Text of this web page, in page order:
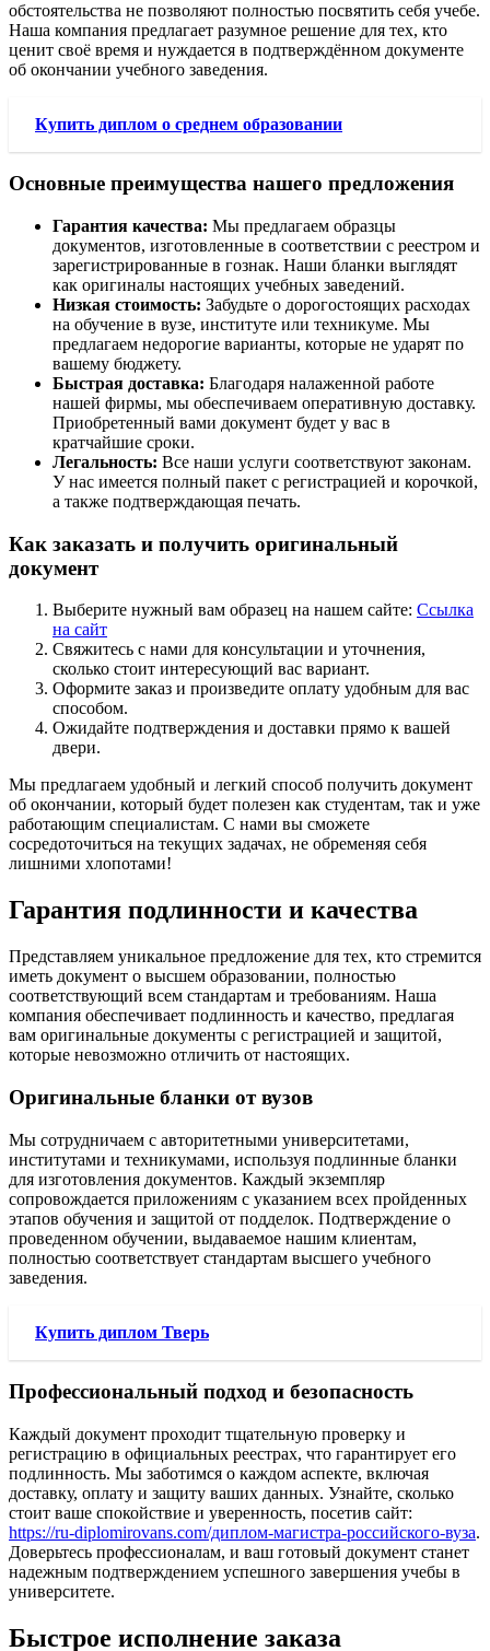
обстоятельства не позволяют полностью посвятить себя учебе.
Наша компания предлагает разумное решение для тех, кто
ценит своё время и нуждается в подтверждённом документе
об окончании учебного заведения.
Купить диплом о среднем образовании
Основные преимущества нашего предложения
Гарантия качества: Мы предлагаем образцы
документов, изготовленные в соответствии с реестром и
зарегистрированные в гознак. Наши бланки выглядят
как оригиналы настоящих учебных заведений.
Низкая стоимость: Забудьте о дорогостоящих расходах
на обучение в вузе, институте или техникуме. Мы
предлагаем недорогие варианты, которые не ударят по
вашему бюджету.
Быстрая доставка: Благодаря налаженной работе
нашей фирмы, мы обеспечиваем оперативную доставку.
Приобретенный вами документ будет у вас в
кратчайшие сроки.
Легальность: Все наши услуги соответствуют законам.
У нас имеется полный пакет с регистрацией и корочкой,
а также подтверждающая печать.
Как заказать и получить оригинальный
документ
Выберите нужный вам образец на нашем сайте: Ссылка
на сайт
Свяжитесь с нами для консультации и уточнения,
сколько стоит интересующий вас вариант.
Оформите заказ и произведите оплату удобным для вас
способом.
Ожидайте подтверждения и доставки прямо к вашей
двери.
Мы предлагаем удобный и легкий способ получить документ
об окончании, который будет полезен как студентам, так и уже
работающим специалистам. С нами вы сможете
сосредоточиться на текущих задачах, не обременяя себя
лишними хлопотами!
Гарантия подлинности и качества
Представляем уникальное предложение для тех, кто стремится
иметь документ о высшем образовании, полностью
соответствующий всем стандартам и требованиям. Наша
компания обеспечивает подлинность и качество, предлагая
вам оригинальные документы с регистрацией и защитой,
которые невозможно отличить от настоящих.
Оригинальные бланки от вузов
Мы сотрудничаем с авторитетными университетами,
институтами и техникумами, используя подлинные бланки
для изготовления документов. Каждый экземпляр
сопровождается приложениям с указанием всех пройденных
этапов обучения и защитой от подделок. Подтверждение о
проведенном обучении, выдаваемое нашим клиентам,
полностью соответствует стандартам высшего учебного
заведения.
Купить диплом Тверь
Профессиональный подход и безопасность
Каждый документ проходит тщательную проверку и
регистрацию в официальных реестрах, что гарантирует его
подлинность. Мы заботимся о каждом аспекте, включая
доставку, оплату и защиту ваших данных. Узнайте, сколько
стоит ваше спокойствие и уверенность, посетив сайт:
https://ru-diplomirovans.com/диплом-магистра-российского-вуза.
Доверьтесь профессионалам, и ваш готовый документ станет
надежным подтверждением успешного завершения учебы в
университете.
Быстрое исполнение заказа